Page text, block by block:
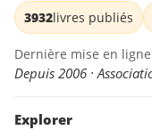
3932livres publiés
Dernière mise en
Depuis 2006 ·
Explorer